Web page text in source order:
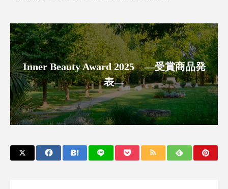
コルチゾール サステナビリティ
サステナブル美容 サプライチェーン
サプリ サロンクレンジング サロン戦略
サロン経営 サロン連略 シャネル
スキンケア スキンケア 習慣
Inner Beauty Award 2025 ―受賞商品発
表―